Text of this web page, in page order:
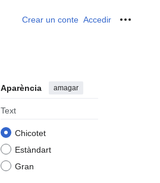
Crear un conte Accedir
Aparència amagar
Text
Chicotet
Estàndart
Gran